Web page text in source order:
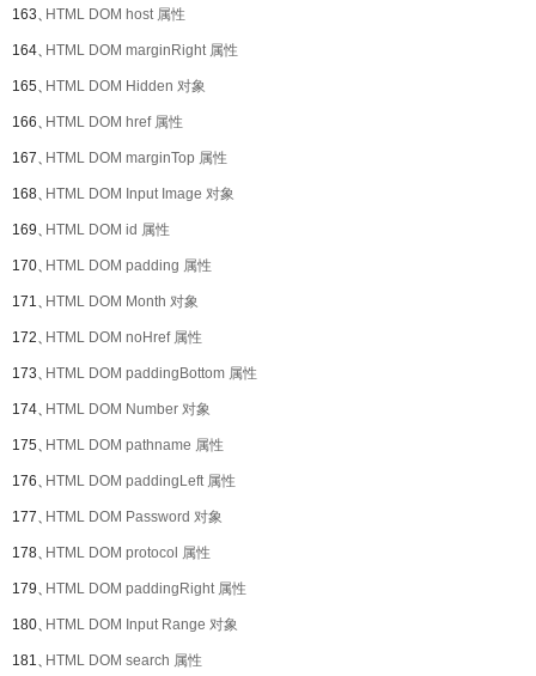
163、HTML DOM host 属性
164、HTML DOM marginRight 属性
165、HTML DOM Hidden 对象
166、HTML DOM href 属性
167、HTML DOM marginTop 属性
168、HTML DOM Input Image 对象
169、HTML DOM id 属性
170、HTML DOM padding 属性
171、HTML DOM Month 对象
172、HTML DOM noHref 属性
173、HTML DOM paddingBottom 属性
174、HTML DOM Number 对象
175、HTML DOM pathname 属性
176、HTML DOM paddingLeft 属性
177、HTML DOM Password 对象
178、HTML DOM protocol 属性
179、HTML DOM paddingRight 属性
180、HTML DOM Input Range 对象
181、HTML DOM search 属性